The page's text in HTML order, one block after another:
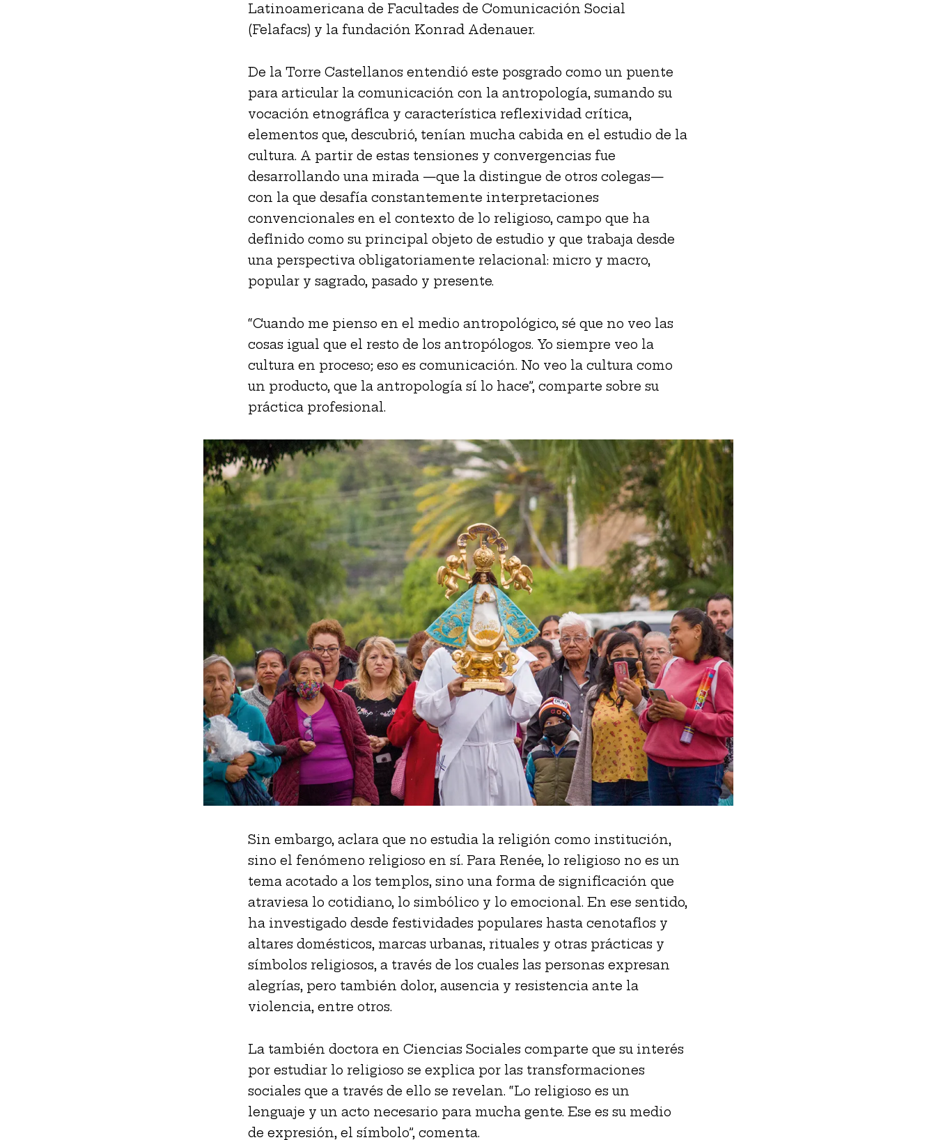
Latinoamericana de Facultades de Comunicación Social
(Felafacs) y la fundación Konrad Adenauer.
De la Torre Castellanos entendió este posgrado como un puente
para articular la comunicación con la antropología, sumando su
vocación etnográfica y característica reflexividad crítica,
elementos que, descubrió, tenían mucha cabida en el estudio de la
cultura. A partir de estas tensiones y convergencias fue
desarrollando una mirada —que la distingue de otros colegas—
con la que desafía constantemente interpretaciones
convencionales en el contexto de lo religioso, campo que ha
definido como su principal objeto de estudio y que trabaja desde
una perspectiva obligatoriamente relacional: micro y macro,
popular y sagrado, pasado y presente.
“Cuando me pienso en el medio antropológico, sé que no veo las
cosas igual que el resto de los antropólogos. Yo siempre veo la
cultura en proceso; eso es comunicación. No veo la cultura como
un producto, que la antropología sí lo hace”, comparte sobre su
práctica profesional.
Sin embargo, aclara que no estudia la religión como institución,
sino el fenómeno religioso en sí. Para Renée, lo religioso no es un
tema acotado a los templos, sino una forma de significación que
atraviesa lo cotidiano, lo simbólico y lo emocional. En ese sentido,
ha investigado desde festividades populares hasta cenotafios y
altares domésticos, marcas urbanas, rituales y otras prácticas y
símbolos religiosos, a través de los cuales las personas expresan
alegrías, pero también dolor, ausencia y resistencia ante la
violencia, entre otros.
La también doctora en Ciencias Sociales comparte que su interés
por estudiar lo religioso se explica por las transformaciones
sociales que a través de ello se revelan. “Lo religioso es un
lenguaje y un acto necesario para mucha gente. Ese es su medio
de expresión, el símbolo”, comenta.